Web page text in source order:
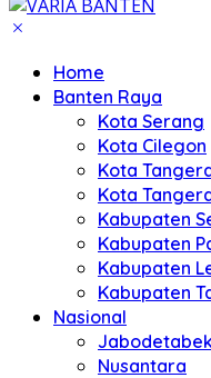
Home
Banten Raya
Kota Serang
Kota Cilegon
Kota
Kota
Kabupaten
Kabupaten
Kabupaten
Kabupaten
Nasional
Jabodetabek
Nusantara